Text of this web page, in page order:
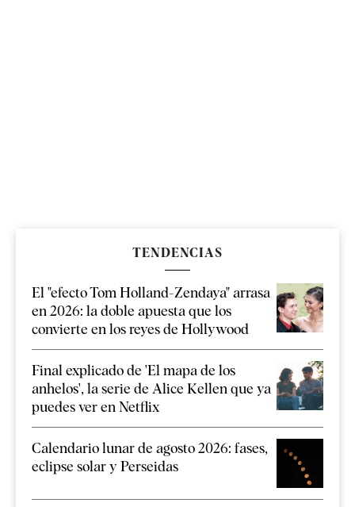
TENDENCIAS
El "efecto Tom Holland-Zendaya" arrasa
en 2026: la doble apuesta que los
convierte en los reyes de Hollywood
Final explicado de 'El mapa de los
anhelos', la serie de Alice Kellen que ya
puedes ver en Netflix
Calendario lunar de agosto 2026: fases,
eclipse solar y Perseidas